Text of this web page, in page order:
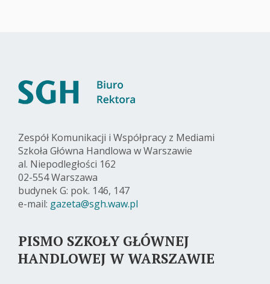
Zespół Komunikacji i Współpracy z Mediami
Szkoła Główna Handlowa w Warszawie
al. Niepodległości 162
02-554 Warszawa
budynek G: pok. 146, 147
e-mail: gazeta@sgh.waw.pl
PISMO SZKOŁY GŁÓWNEJ
HANDLOWEJ W WARSZAWIE